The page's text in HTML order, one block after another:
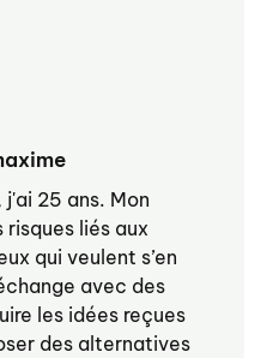
25 ans. Mon
liés aux
qui veulent s’en
avec des
les idées reçues
des alternatives